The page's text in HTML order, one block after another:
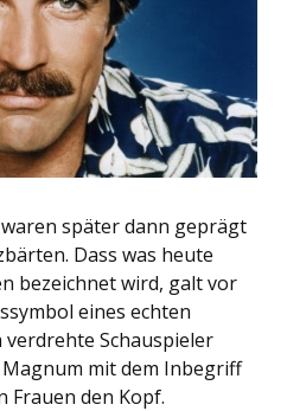
später dann geprägt
Dass was heute
bezeichnet wird, galt vor
eines echten
Schauspieler
Magnum mit dem Inbegriff
Frauen den Kopf.